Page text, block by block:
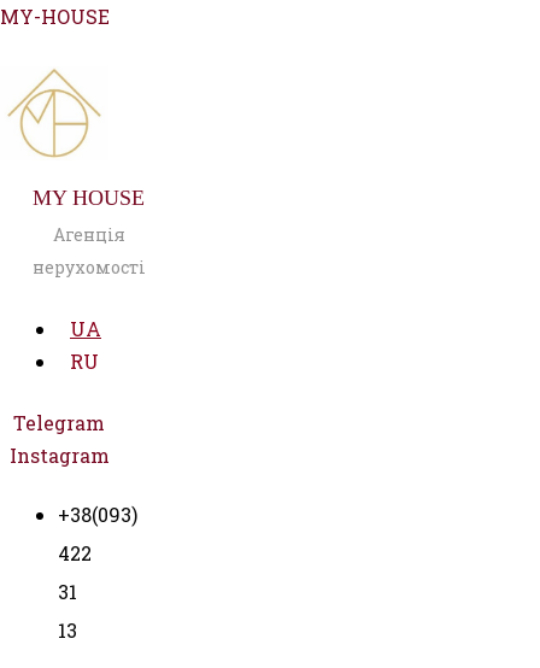
Перейти
вмісту
MY-HOUSE
MY HOUSE
Агенція
нерухомості
UA
RU
Telegram
Instagram
+38(093)
422
31
13